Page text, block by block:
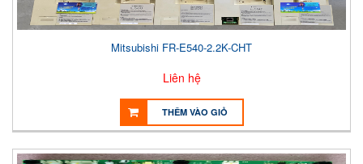
Mitsubishi FR-E540-2.2K-CHT
Liên hệ
THÊM VÀO GIỎ